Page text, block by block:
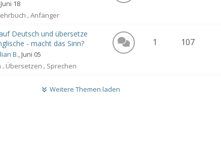
18
, Anfänger
Deutsch und übersetze
- macht das Sinn?
B., Juni 05
, Übersetzen, Sprechen
1 107
Weitere Themen laden